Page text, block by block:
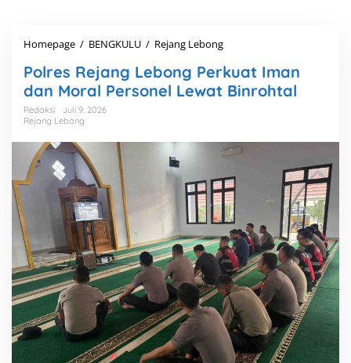
Homepage / BENGKULU / Rejang Lebong
l
e
e
j
n
g
L
e
b
o
n
g
P
e
r
k
u
Polres Rejang Lebong Perkuat Iman
dan Moral Personel Lewat Binrohtal
Redaksi
Juli 9, 2026
Rejang Lebong